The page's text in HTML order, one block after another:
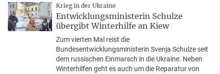
Krieg in der Ukraine
Entwicklungsministerin Schulze
übergibt Winterhilfe an Kiew
Zum vierten Mal reist die
Bundesentwicklungsministerin Svenja Schulze seit
dem russischen Einmarsch in die Ukraine. Neben
Winterhilfen geht es auch um die Reparatur von